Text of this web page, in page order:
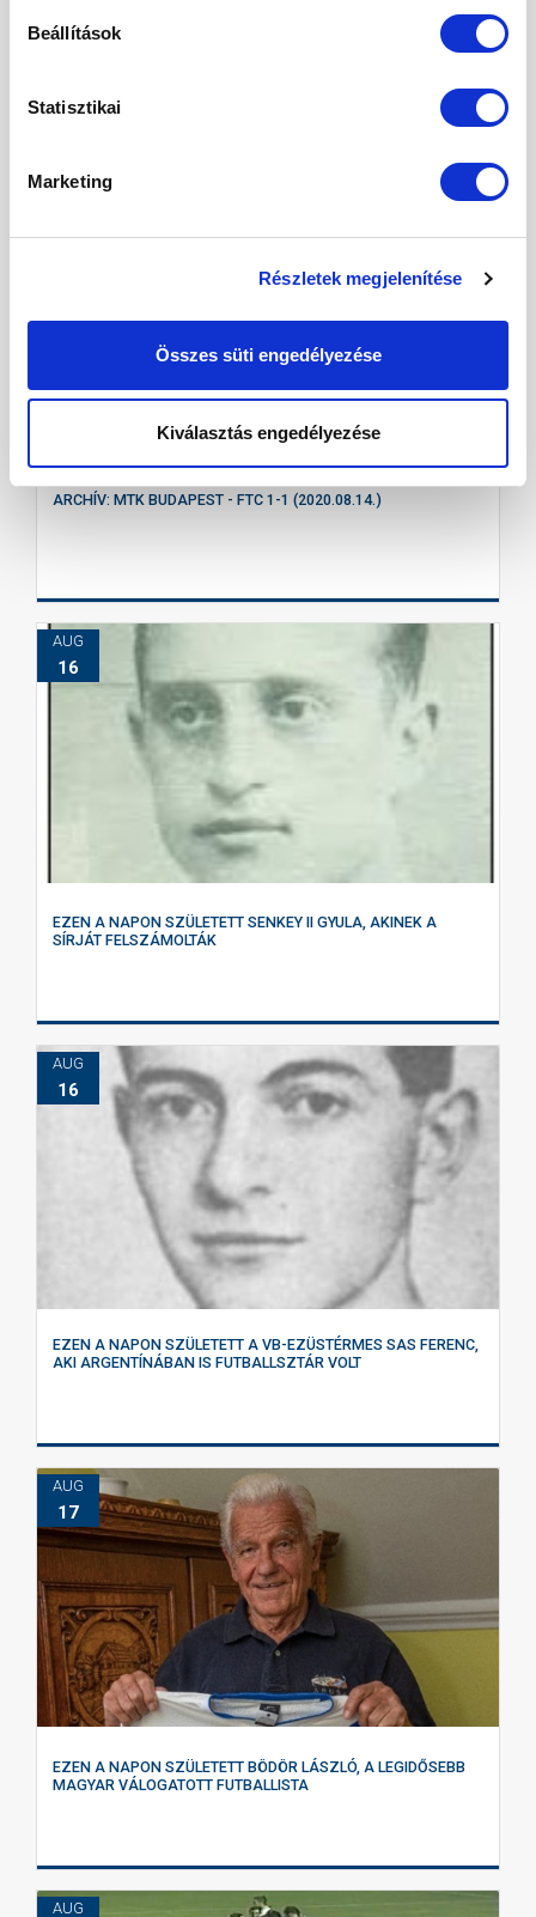
Beállítások
Statisztikai
Marketing
Részletek megjelenítése
Összes süti engedélyezése
Kiválasztás engedélyezése
14
ARCHÍV: MTK BUDAPEST - FTC 1-1 (2020.08.14.)
AUG
16
EZEN A NAPON SZÜLETETT SENKEY II GYULA, AKINEK A
SÍRJÁT FELSZÁMOLTÁK
AUG
16
EZEN A NAPON SZÜLETETT A VB-EZÜSTÉRMES SAS FERENC,
AKI ARGENTÍNÁBAN IS FUTBALLSZTÁR VOLT
AUG
17
EZEN A NAPON SZÜLETETT BÖDÖR LÁSZLÓ, A LEGIDŐSEBB
MAGYAR VÁLOGATOTT FUTBALLISTA
AUG